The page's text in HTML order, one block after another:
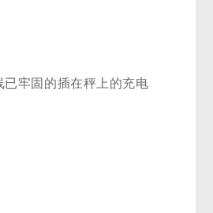
牢固的插在秤上的充电